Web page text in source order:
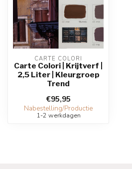
CARTE COLORI
Carte Colori | Krijtverf |
2,5 Liter | Kleurgroep
Trend
€95,95
Nabestelling/Productie
1-2 werkdagen